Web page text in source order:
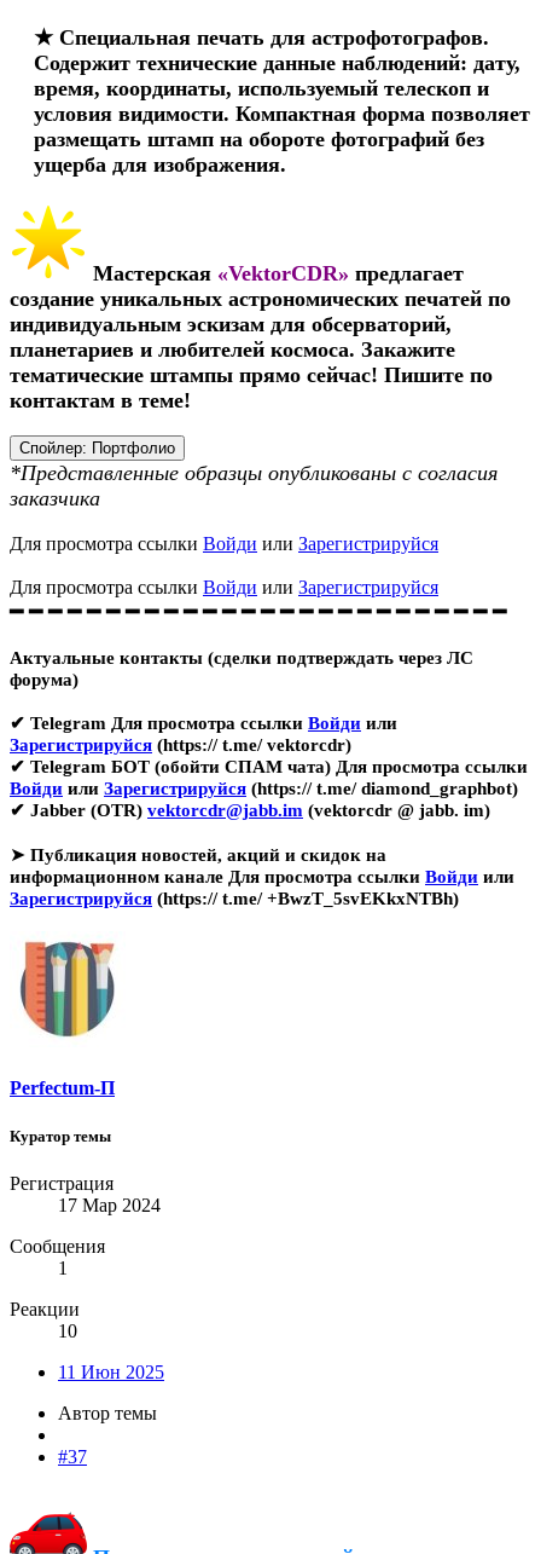
★ Специальная печать для астрофотографов.
Содержит технические данные наблюдений: дату,
время, координаты, используемый телескоп и
условия видимости. Компактная форма позволяет
размещать штамп на обороте фотографий без
ущерба для изображения.​
Мастерская «VektorCDR» предлагает
создание уникальных астрономических печатей по
индивидуальным эскизам для обсерваторий,
планетариев и любителей космоса. Закажите
тематические штампы прямо сейчас! Пишите по
контактам в теме!
Спойлер: Портфолио
*Представленные образцы опубликованы с согласия
заказчика
Для просмотра ссылки Войди или Зарегистрируйся
Для просмотра ссылки Войди или Зарегистрируйся
━ ━ ━ ━ ━ ━ ━ ━ ━ ━ ━ ━ ━ ━ ━ ━ ━ ━ ━ ━ ━ ━ ━ ━ ━ ━
Актуальные контакты (сделки подтверждать через ЛС
форума)
✔ Telegram Для просмотра ссылки Войди или
Зарегистрируйся (https:// t.me/ vektorcdr)
✔ Telegram БОТ (обойти СПАМ чата) Для просмотра ссылки
Войди или Зарегистрируйся (https:// t.me/ diamond_graphbot)
✔ Jabber (OTR) vektorcdr@jabb.im (vektorcdr @ jabb. im)
➤ Публикация новостей, акций и скидок на
информационном канале Для просмотра ссылки Войди или
Зарегистрируйся (https:// t.me/ +BwzT_5svEKkxNTBh)
Perfectum-П
Куратор темы
Регистрация
17 Мар 2024
Сообщения
1
Реакции
10
11 Июн 2025
Автор темы
#37